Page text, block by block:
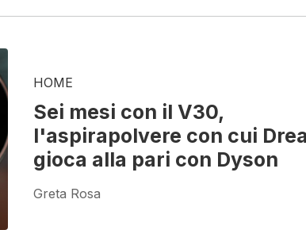
HOME
Sei mesi con il V30,
l'aspirapolvere con cui
gioca alla pari con Dyson
Greta Rosa